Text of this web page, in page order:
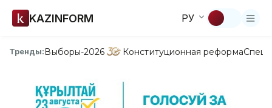
KAZINFORM РУ
Тренды:Выборы-2026 Конституционная реформа